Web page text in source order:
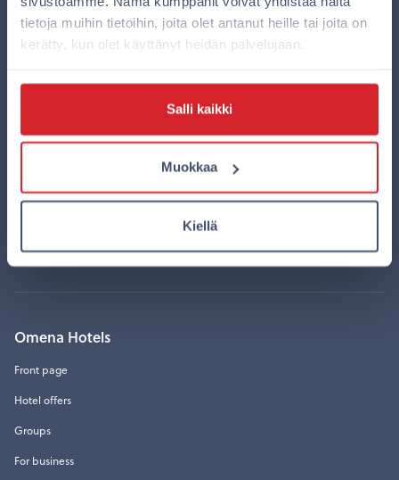
tietoja muihin tietoihin, joita olet antanut heille tai joita on
kerätty, kun olet käyttänyt heidän palvelujaan.
Salli kaikki
Muokkaa
Kiellä
Helsinki, Lönnrotinkatu
Helsinki, Yrjönkatu
Pori
Turku, Humalistonkatu
Vaasa
Omena Hotels
Front page
Hotel offers
Groups
For business